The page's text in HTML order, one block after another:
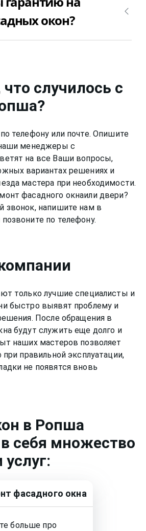
качественно.и уточните, сколько
фасадных окон в Ропша в
окон?
что случилось с
?
телефону или почте. Опишите
менеджеры с
на все Ваши вопросы,
вариантах решениях и
мастера при необходимости.
фасадного окнаили двери?
звонок, напишите нам в
по телефону.
только лучшие специалисты и
быстро выявят проблему и
После обращения в
будут служить еще долго и
наших мастеров позволяет
при правильной эксплуатации,
не появятся вновь
в Ропша
себя множество
фасадного окна
больше про